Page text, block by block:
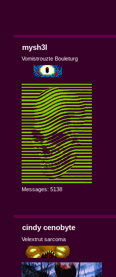
mysh3l
Vomistrouzte Bouleturg
Messages: 5138
cindy cenobyte
Velextrut sarcoma